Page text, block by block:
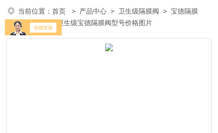
当前位置：首页 > 产品中心 > 卫生级隔膜阀 >宝德隔膜
阀
> 不锈钢卫生级宝德隔膜阀型号价格图片